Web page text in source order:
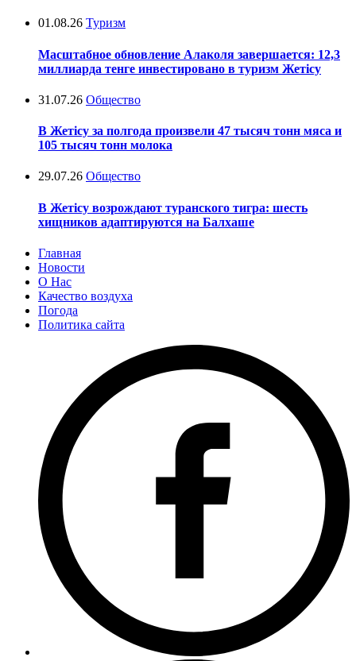
01.08.26 Туризм
Масштабное обновление Алаколя завершается: 12,3
миллиарда тенге инвестировано в туризм Жетісу
31.07.26 Общество
В Жетісу за полгода произвели 47 тысяч тонн мяса и
105 тысяч тонн молока
29.07.26 Общество
В Жетісу возрождают туранского тигра: шесть
хищников адаптируются на Балхаше
Главная
Новости
О Нас
Качество воздуха
Погода
Политика сайта